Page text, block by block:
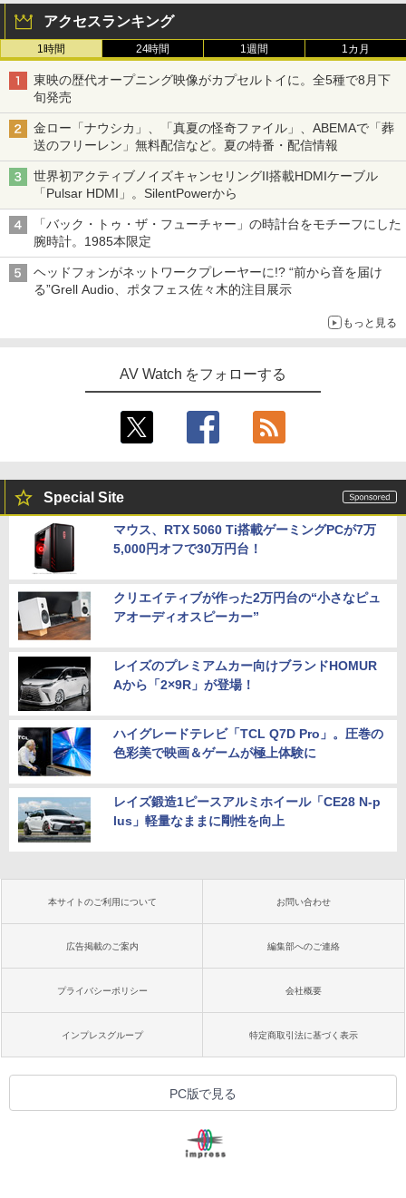
アクセスランキング
1時間 24時間 1週間 1カ月
東映の歴代オープニング映像がカプセルトイに。全5種で8月下
旬発売
金ロー「ナウシカ」、「真夏の怪奇ファイル」、ABEMAで「葬
送のフリーレン」無料配信など。夏の特番・配信情報
世界初アクティブノイズキャンセリングII搭載HDMIケーブル
「Pulsar HDMI」。SilentPowerから
「バック・トゥ・ザ・フューチャー」の時計台をモチーフにした
腕時計。1985本限定
ヘッドフォンがネットワークプレーヤーに!? “前から音を届け
る”Grell Audio、ポタフェス佐々木的注目展示
もっと見る
AV Watch をフォローする
Special Site
マウス、RTX 5060 Ti搭載ゲーミングPCが7万
5,000円オフで30万円台！
クリエイティブが作った2万円台の“小さなピュ
アオーディオスピーカー”
レイズのプレミアムカー向けブランドHOMUR
Aから「2×9R」が登場！
ハイグレードテレビ「TCL Q7D Pro」。圧巻の
色彩美で映画＆ゲームが極上体験に
レイズ鍛造1ピースアルミホイール「CE28 N-p
lus」軽量なままに剛性を向上
本サイトのご利用について お問い合わせ
広告掲載のご案内 編集部へのご連絡
プライバシーポリシー 会社概要
インプレスグループ 特定商取引法に基づく表示
PC版で見る